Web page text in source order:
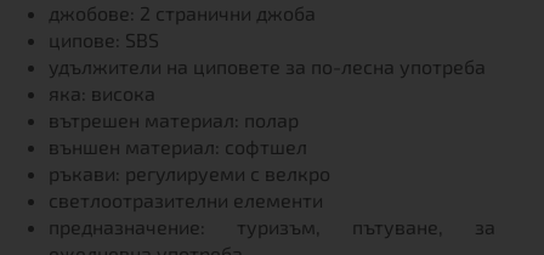
джобове: 2 странични джоба
ципове: SBS
удължители на циповете за по-лесна употреба
яка: висока
вътрешен материал: полар
външен материал: софтшел
ръкави: регулируеми с велкро
светлоотразителни елементи
предназначение: туризъм, пътуване, за